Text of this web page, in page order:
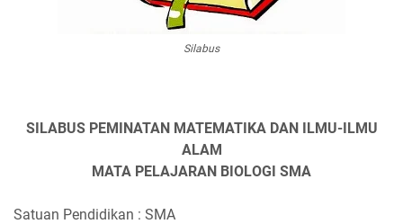
Silabus
SILABUS PEMINATAN MATEMATIKA DAN ILMU-ILMU
ALAM
MATA PELAJARAN BIOLOGI SMA
Satuan Pendidikan : SMA